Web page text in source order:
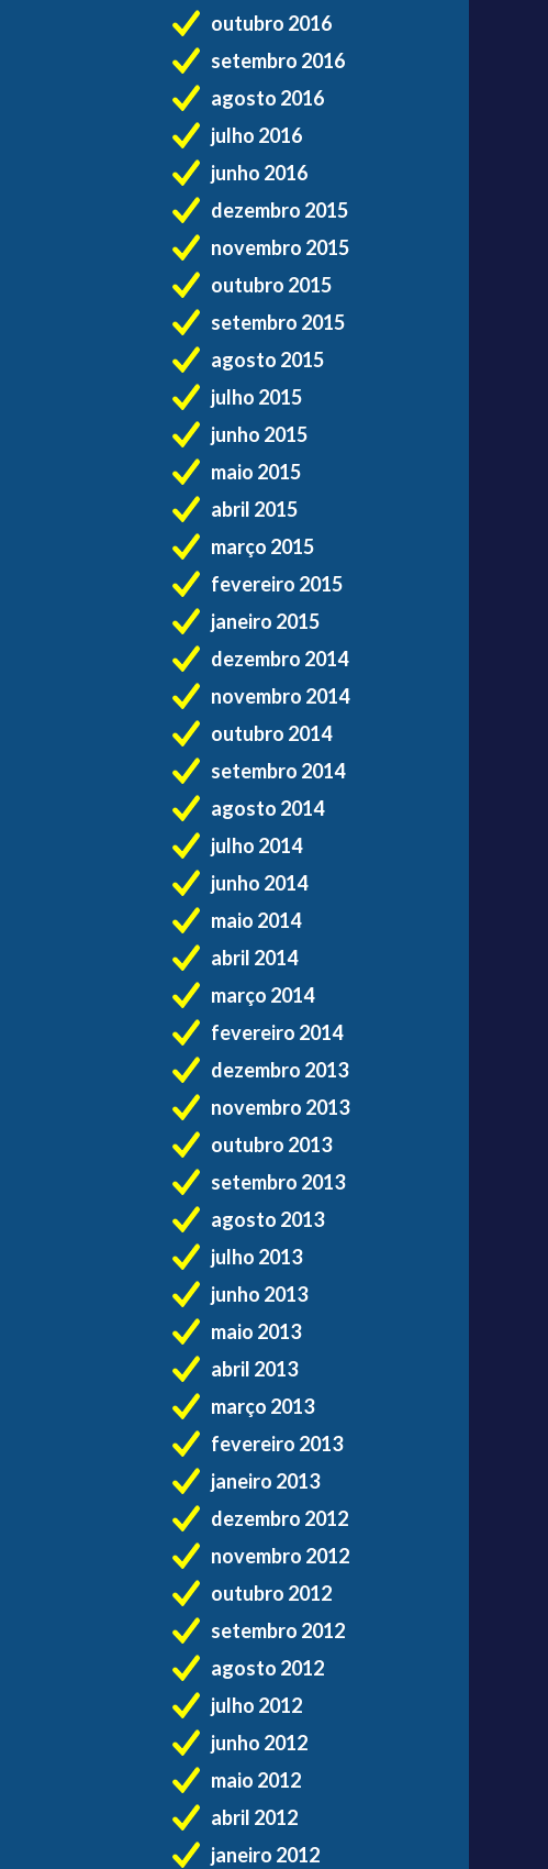
outubro 2016
setembro 2016
agosto 2016
julho 2016
junho 2016
dezembro 2015
novembro 2015
outubro 2015
setembro 2015
agosto 2015
julho 2015
junho 2015
maio 2015
abril 2015
março 2015
fevereiro 2015
janeiro 2015
dezembro 2014
novembro 2014
outubro 2014
setembro 2014
agosto 2014
julho 2014
junho 2014
maio 2014
abril 2014
março 2014
fevereiro 2014
dezembro 2013
novembro 2013
outubro 2013
setembro 2013
agosto 2013
julho 2013
junho 2013
maio 2013
abril 2013
março 2013
fevereiro 2013
janeiro 2013
dezembro 2012
novembro 2012
outubro 2012
setembro 2012
agosto 2012
julho 2012
junho 2012
maio 2012
abril 2012
janeiro 2012